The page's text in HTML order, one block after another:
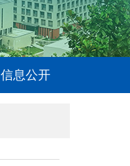
信息公开